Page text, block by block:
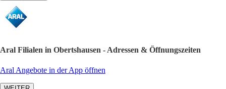
Aral Filialen in Obertshausen - Adressen & Öffnungszeiten
Aral Angebote in der App öffnen